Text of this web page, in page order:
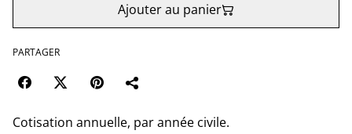
Ajouter au panier
PARTAGER
Cotisation annuelle, par année civile.